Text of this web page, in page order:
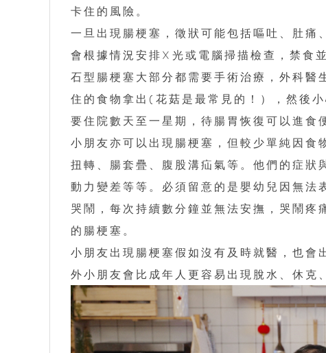
卡住的風險。
一旦出現腸梗塞，徵狀可能包括嘔吐、肚
會根據情況安排X光或電腦掃描檢查，禁食
石型腸梗塞大部分都需要手術治療，外科
住的食物拿出(花菇是最常見的！），然後
要住院數天至一星期，待腸胃恢復可以進食
小朋友亦可以出現腸梗塞，但較少單純因
扭轉、腸套疊、腹股溝疝氣等。他們的症
動力變差等等。必須留意的是嬰幼兒因無
哭鬧，每次持續數分鐘並無法安撫，哭鬧
的腸梗塞。
小朋友出現腸梗塞假如沒有及時就醫，也
外小朋友會比成年人更容易出現脫水、休克